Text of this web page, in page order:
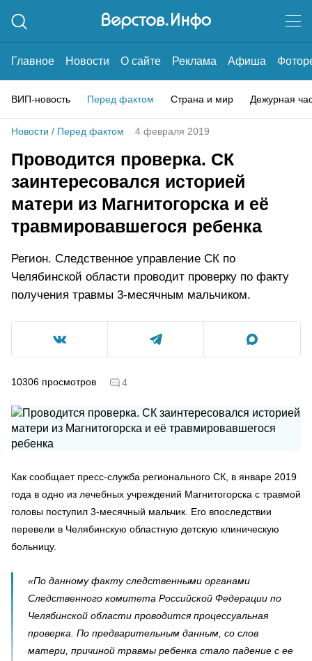
Главное Новости О сайте Реклама Афиша
ВИП-новость Перед фактом Страна и мир Дежурная
Новости / Перед фактом 4 февраля 2019
Проводится проверка. СК
заинтересовался историей
матери из Магнитогорска и её
травмировавшегося ребенка
Регион. Следственное управление СК по
Челябинской области проводит проверку по факту
получения травмы 3-месячным мальчиком.
10306 просмотров 4
Как сообщает пресс-служба регионального СК, в январе 2019
года в одно из лечебных учреждений Магнитогорска с травмой
головы поступил 3-месячный мальчик. Его впоследствии
перевели в Челябинскую областную детскую клиническую
больницу.
«По данному факту следственными органами
Следственного комитета Российской Федерации по
Челябинской области проводится процессуальная
проверка. По предварительным данным, со слов
матери, причиной травмы ребенка стало падение с ее